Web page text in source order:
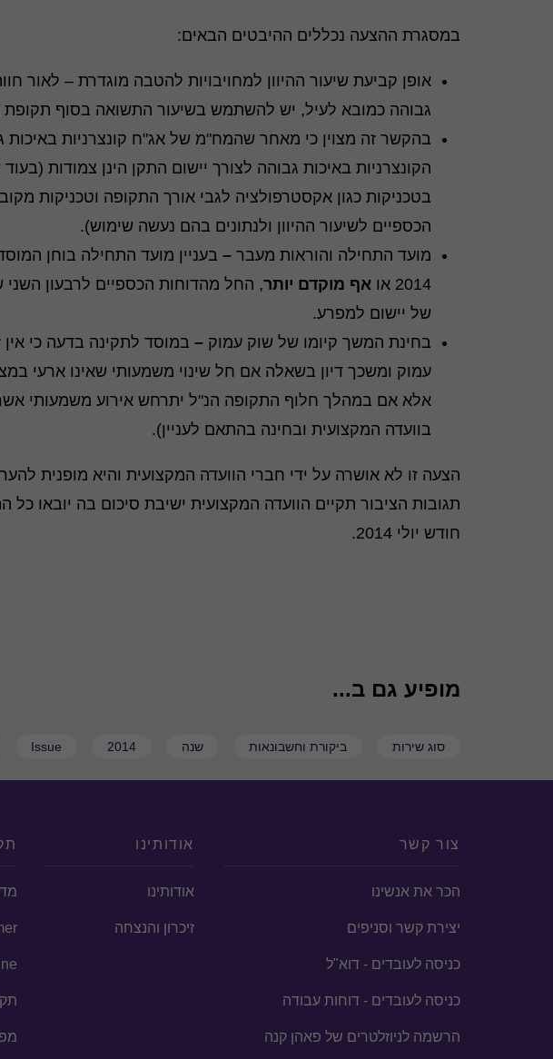
במסגרת ההצעה נכללים ההיבטים הבאים:
אופן קביעת שיעור ההיוון למחויבויות להטבה מוגדרת – לאור
גבוהה כמובא לעיל, יש להשתמש בשיעור התשואה בסוף תקופת
בהקשר זה מצוין כי מאחר שהמח"מ של אג"ח קונצרניות באיכות
הקונצרניות באיכות גבוהה לצורך יישום התקן הינן צמודות
בטכניקות כגון אקסטרפולציה לגבי אורך התקופה וטכניקות
הכספיים לשיעור ההיוון ולנתונים בהם נעשה שימוש).
מועד התחילה והוראות מעבר – בעניין מועד התחילה בוחן
2014 או
אף מוקדם יותר
של יישום למפרע.
בחינת המשך קיומו של שוק עמוק – במוסד לתקינה בדעה כי
עמוק ומשכך דיון בשאלה אם חל שינוי משמעותי שאינו ארעי
אלא אם במהלך חלוף התקופה הנ"ל יתרחש אירוע משמעותי
בוועדה המקצועית ובחינה בהתאם לעניין).
תגובות הציבור תקיים הוועדה המקצועית ישיבת סיכום בה
חודש יולי 2014.
מופיע גם ב...
סוג שירות ביקורת וחשבונאות שנה 2014
Issue
צור קשר
הכר את אנשינו
יצירת קשר וסניפים
כניסה לעובדים - דוא"ל
כניסה לעובדים - דוחות עבודה
הרשמה לניוזלטרים של פאהן קנה
אודותינו
אודותינו
זיכרון והנצחה